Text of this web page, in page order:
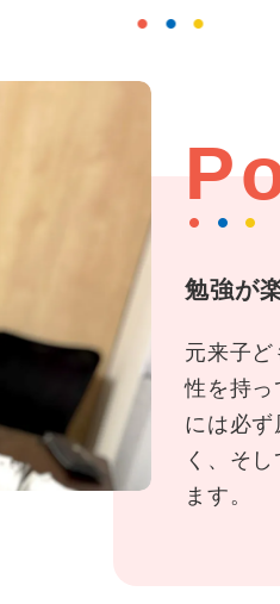
勉強が
元来子
性を持っ
には必
く、そ
ます。